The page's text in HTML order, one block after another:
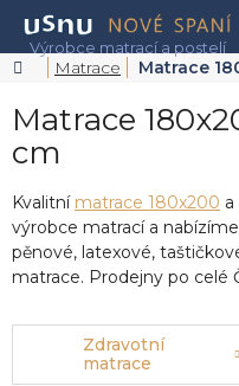
obsah
Domů
Matrace Matrace
Matrace
cm
Kvalitní matrace 180x200
výrobce matrací a
pěnové, latexové,
matrace. Prodejny po celé
Zdravotní
matrace